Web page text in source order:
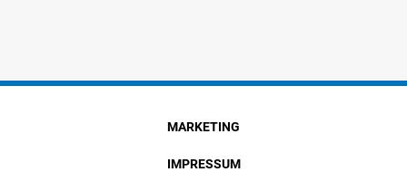
MARKETING
IMPRESSUM